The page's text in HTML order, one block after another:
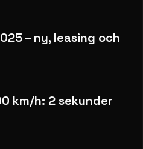
– ny, leasing och
km/h: 2 sekunder